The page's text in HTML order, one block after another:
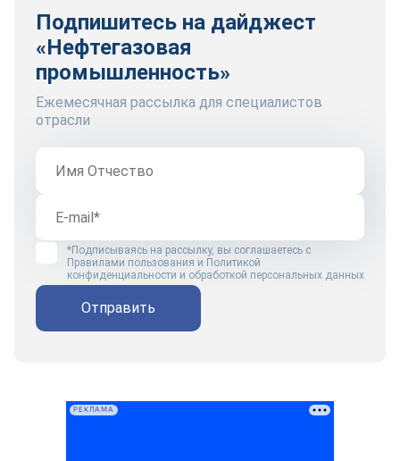
Подпишитесь на дайджест
«Нефтегазовая
промышленность»
Ежемесячная рассылка для специалистов
отрасли
*Подписываясь на рассылку, вы соглашаетесь с
Правилами пользования и Политикой
конфиденциальности и обработкой персональных данных
Отправить
РЕКЛАМА